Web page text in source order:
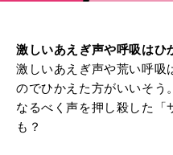
激しいあえぎ声や呼吸はひ
激しいあえぎ声や荒い呼吸
のでひかえた方がいいそう。
なるべく声を押し殺した「
も？